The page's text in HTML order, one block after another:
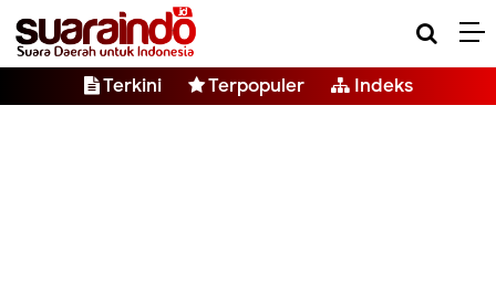
Terkini Terpopuler Indeks